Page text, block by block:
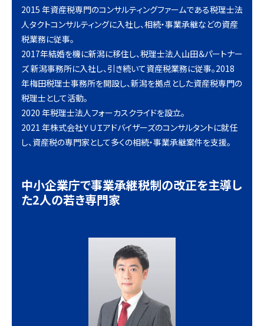
2015 年資産税専門のコンサルティングファームである税理士法
人タクトコンサルティングに入社し、相続・事業承継などの資産
税業務に従事。
2017年結婚を機に新潟に移住し、税理士法人山田＆パートナー
ズ 新潟事務所に入社し、引き続いて資産税業務に従事。2018
年梅田税理士事務所を開設し、新潟を拠点とした資産税専門の
税理士として活動。
2020 年税理士法人フォーカスクライドを設立。
2021 年株式会社ＹＵＩアドバイザーズのコンサルタントに就任
し、資産税の専門家として多くの相続・事業承継案件を支援。
中小企業庁で事業承継税制の改正を主導し
た2人の若き専門家